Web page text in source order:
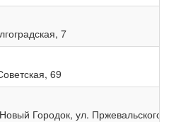
7
69
Городок, ул. Пржевальского, 13